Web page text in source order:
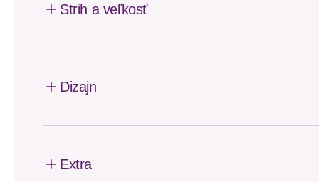
Strih a veľkosť
Dizajn
Extra